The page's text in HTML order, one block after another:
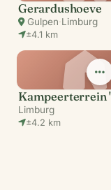
Gerardushoeve
Gulpen·Limburg
±4.1 km
Limburg
±4.2 km